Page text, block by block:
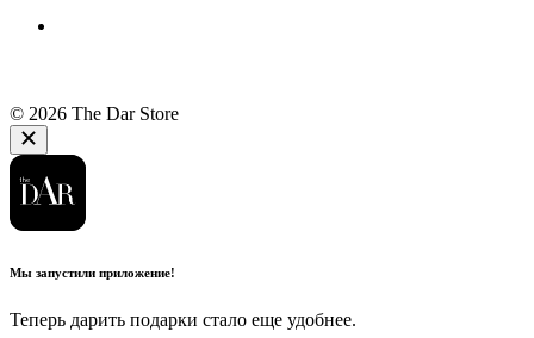
© 2026 The Dar Store
Мы запустили приложение!
Теперь дарить подарки стало еще удобнее.